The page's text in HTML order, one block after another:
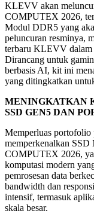
KLEVV akan
COMPUTEX 2026,
Modul DDR5 yang
peluncuran resminya,
terbaru KLEVV dalam
Dirancang untuk
berbasis AI, kit ini
yang ditingkatkan
MENINGKATKAN
SSD GEN5 DAN
Memperluas
memperkenalkan SSD
COMPUTEX 2026,
komputasi modern
pemrosesan data
bandwidth dan
intensif, termasuk
skala besar.